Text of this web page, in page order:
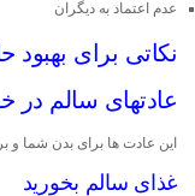
عدم اعتماد به دیگران
نکاتی برای بهبود
عادتهای سالم در
این عادت ها برای بدن شما و
غذای سالم بخورید